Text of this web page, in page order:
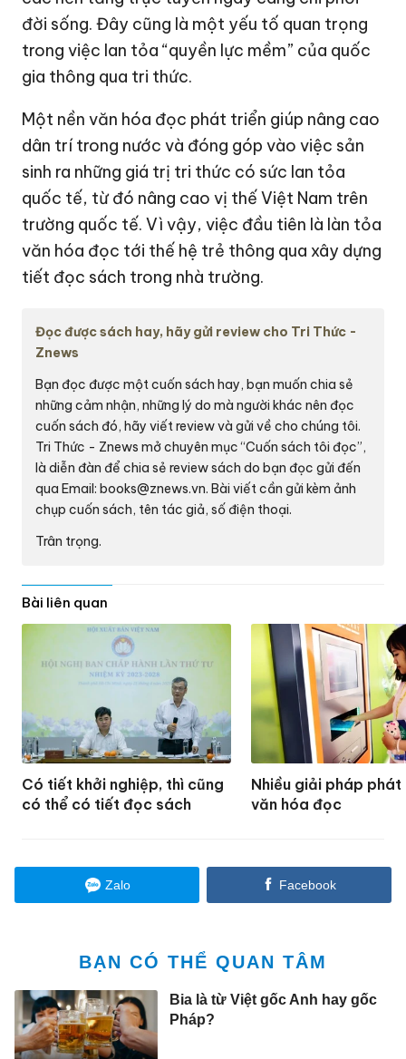
đời sống. Đây cũng là một yếu tố quan trọng
trong việc lan tỏa “quyền lực mềm” của quốc
gia thông qua tri thức.
Một nền văn hóa đọc phát triển giúp nâng cao
dân trí trong nước và đóng góp vào việc sản
sinh ra những giá trị tri thức có sức lan tỏa
quốc tế, từ đó nâng cao vị thế Việt Nam trên
trường quốc tế. Vì vậy, việc đầu tiên là làn tỏa
văn hóa đọc tới thế hệ trẻ thông qua xây dựng
tiết đọc sách trong nhà trường.
Đọc được sách hay, hãy gửi review cho Tri Thức -
Znews
Bạn đọc được một cuốn sách hay, bạn muốn chia sẻ
những cảm nhận, những lý do mà người khác nên đọc
cuốn sách đó, hãy viết review và gửi về cho chúng tôi.
Tri Thức - Znews mở chuyên mục “Cuốn sách tôi đọc”,
là diễn đàn để chia sẻ review sách do bạn đọc gửi đến
qua Email:books@znews.vn. Bài viết cần gửi kèm ảnh
chụp cuốn sách, tên tác giả, số điện thoại.
Trân trọng.
Bài liên quan
Có tiết khởi nghiệp, thì cũng
có thể có tiết đọc sách
Nhiều giải pháp phát
văn hóa đọc
Zalo Facebook
BẠN CÓ THỂ QUAN TÂM
Bia là từ Việt gốc Anh hay gốc
Pháp?